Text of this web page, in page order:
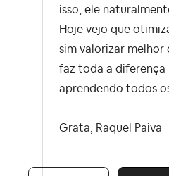
isso, ele
Hoje vejo que
sim valorizar melhor
faz toda a diferença
aprendendo todos
Grata, Raquel Paiva